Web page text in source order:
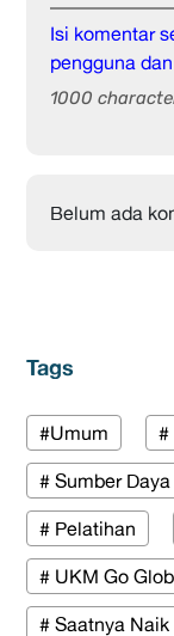
Isi komentar
pengguna
1000
Belum ada
Tags
#Umum #
# Sumber
# Pelatihan
# UKM Go
# Saatnya